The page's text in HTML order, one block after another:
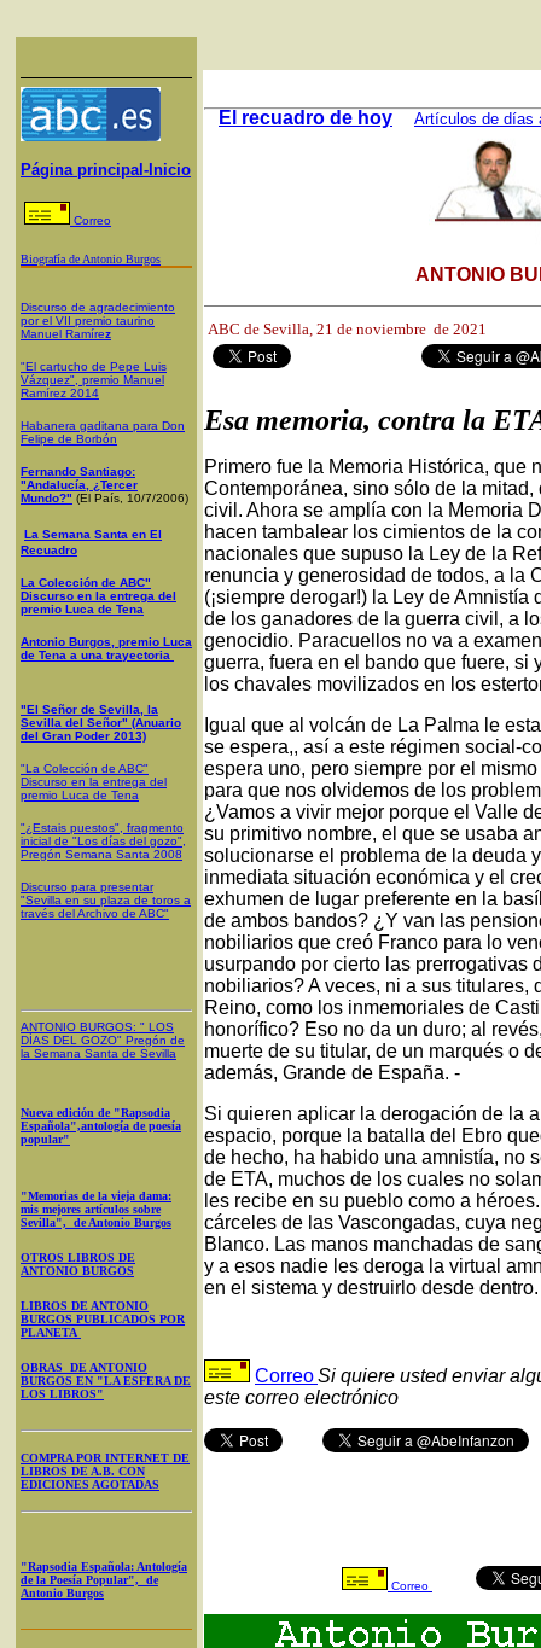
Página principal-Inicio
Correo
Biografía de Antonio Burgos
Discurso de agradecimiento
por el VII premio taurino
Manuel Ramírez
"El cartucho de Pepe Luis
Vázquez", premio Manuel
Ramírez 2014
Habanera gaditana para Don
Felipe de Borbón
Fernando Santiago:
"Andalucía, ¿Tercer
Mundo?" (El País, 10/7/2006)
La Semana Santa en El
Recuadro
La Colección de ABC"
Discurso en la entrega del
premio Luca de Tena
Antonio Burgos, premio Luca
de Tena a una trayectoria
"El Señor de Sevilla, la
Sevilla del Señor" (Anuario
del Gran Poder 2013)
"La Colección de ABC"
Discurso en la entrega del
premio Luca de Tena
"¿Estais puestos", fragmento
inicial de "Los días del gozo",
Pregón Semana Santa 2008
Discurso para presentar
"Sevilla en su plaza de toros a
través del Archivo de ABC"
ANTONIO BURGOS: " LOS
DÍAS DEL GOZO" Pregón de
la Semana Santa de Sevilla
Nueva edición de "Rapsodia
Española",antología de poesía
popular"
"Memorias de la vieja dama:
mis mejores artículos sobre
Sevilla", de Antonio Burgos
OTROS LIBROS DE
ANTONIO BURGOS
LIBROS DE ANTONIO
BURGOS PUBLICADOS POR
PLANETA
OBRAS DE ANTONIO
BURGOS EN "LA ESFERA DE
LOS LIBROS"
COMPRA POR INTERNET DE
LIBROS DE A.B. CON
EDICIONES AGOTADAS
"Rapsodia Española: Antología
de la Poesía Popular", de
Antonio Burgos
El recuadro de hoy Artículos de días
ANTONIO
ABC de Sevilla, 21 de noviembre de 2021
Esa memoria, contra la
Primero fue la Memoria Histórica, que
Contemporánea, sino sólo de la
civil. Ahora se amplía con la Memoria
hacen tambalear los cimientos de la
nacionales que supuso la Ley de la
renuncia y generosidad de todos, a la
(¡siempre derogar!) la Ley de
de los ganadores de la guerra civil, a
genocidio. Paracuellos no va a
guerra, fuera en el bando que fuere,
los chavales movilizados en los
Igual que al volcán de La Palma le
se espera,, así a este régimen social-
espera uno, pero siempre por el
para que nos olvidemos de los
¿Vamos a vivir mejor porque el Valle
su primitivo nombre, el que se usaba
solucionarse el problema de la deuda
inmediata situación económica y el
exhumen de lugar preferente en la
de ambos bandos? ¿Y van las
nobiliarios que creó Franco para lo
usurpando por cierto las prerrogativas
nobiliarios? A veces, ni a sus titulares,
Reino, como los inmemoriales de
honorífico? Eso no da un duro; al
muerte de su titular, de un marqués o
además, Grande de España. -
Si quieren aplicar la derogación de la
espacio, porque la batalla del Ebro
de hecho, ha habido una amnistía, no
de ETA, muchos de los cuales no
les recibe en su pueblo como a
cárceles de las Vascongadas, cuya
Blanco. Las manos manchadas de
y a esos nadie les deroga la virtual
en el sistema y destruirlo desde dentro.
CorreoSi quiere usted enviar
este correo electrónico
Correo